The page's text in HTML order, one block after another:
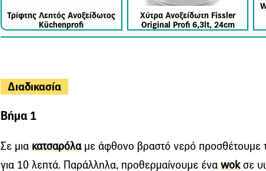
Τρίφτης Λεπτός Ανοξείδωτος
Küchenprofi
Χύτρα Ανοξείδωτη Fissler
Original Profi 6,3lt, 24cm
Διαδικασία
Βήμα 1
Σε μια κατσαρόλαμε άφθονο βραστό νερό προσθέτουμε
για 10 λεπτά. Παράλληλα, προθερμαίνουμε ένα wokσε